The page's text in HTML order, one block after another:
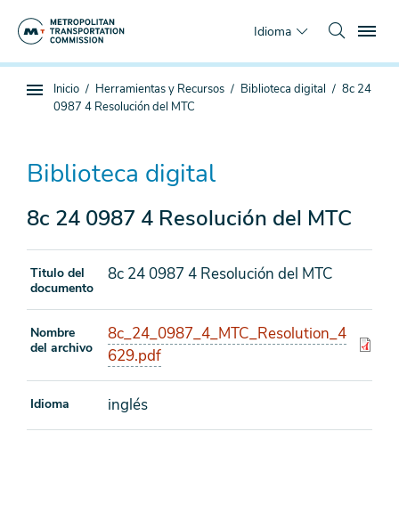
Idioma
Navegación
Estás
aquí
Inicio Herramientas y Recursos Biblioteca digital
8c 24
0987 4 Resolución del MTC
Biblioteca digital
8c 24 0987 4 Resolución del MTC
Titulo del
documento
8c 24 0987 4 Resolución del MTC
Nombre
del archivo
8c_24_0987_4_MTC_Resolution_4
629.pdf
Idioma inglés